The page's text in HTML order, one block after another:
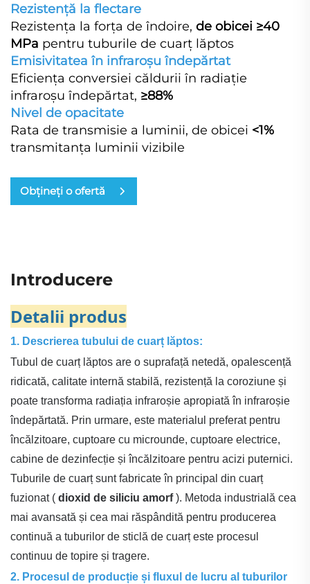
Rezistență la flectare
Rezistența la forța de îndoire, de obicei ≥40
MPa pentru tuburile de cuarț lăptos
Emisivitatea în infraroșu îndepărtat
Eficiența conversiei căldurii în radiație
infraroșu îndepărtat, ≥88%
Nivel de opacitate
Rata de transmisie a luminii, de obicei <1%
transmitanța luminii vizibile
Obțineți o ofertă
Introducere
Detalii produs
1. Descrierea tubului de cuarț lăptos:
Tubul de cuarț lăptos are o suprafață netedă, opalescență
ridicată, calitate internă stabilă, rezistență la coroziune și
poate transforma radiația infraroșie apropiată în infraroșie
îndepărtată. Prin urmare, este materialul preferat pentru
încălzitoare, cuptoare cu microunde, cuptoare electrice,
cabine de dezinfecție și încălzitoare pentru acizi puternici.
Tuburile de cuarț sunt fabricate în principal din cuarț
fuzionat ( dioxid de siliciu amorf). Metoda industrială cea
mai avansată și cea mai răspândită pentru producerea
continuă a tuburilor de sticlă de cuarț este procesul
continuu de topire și tragere.
2. Procesul de producție și fluxul de lucru al tuburilor